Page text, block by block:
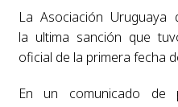
La Asociación
la ultima sanción que
oficial de la primera fecha
En un comunicado de